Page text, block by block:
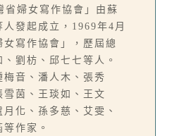
省婦女寫作協會」由蘇
人發起成立，1969年4月
女寫作協會」，歷屆總
劉枋、邱七七等人。
梅音、潘人木、張秀
雪茵、王琰如、王文
化、孫多慈、艾雯、
作家。